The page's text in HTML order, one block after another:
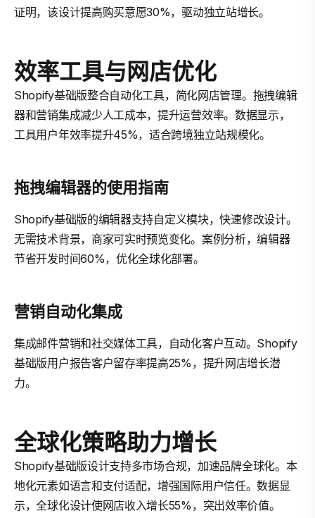
证明，该设计提高购买意愿30%，驱动独立站增长。
效率工具与网店优化
Shopify基础版整合自动化工具，简化网店管理。拖拽编辑
器和营销集成减少人工成本，提升运营效率。数据显示，
工具用户年效率提升45%，适合跨境独立站规模化。
拖拽编辑器的使用指南
Shopify基础版的编辑器支持自定义模块，快速修改设计。
无需技术背景，商家可实时预览变化。案例分析，编辑器
节省开发时间60%，优化全球化部署。
营销自动化集成
集成邮件营销和社交媒体工具，自动化客户互动。Shopify
基础版用户报告客户留存率提高25%，提升网店增长潜
力。
全球化策略助力增长
Shopify基础版设计支持多市场合规，加速品牌全球化。本
地化元素如语言和支付适配，增强国际用户信任。数据显
示，全球化设计使网店收入增长55%，突出效率价值。